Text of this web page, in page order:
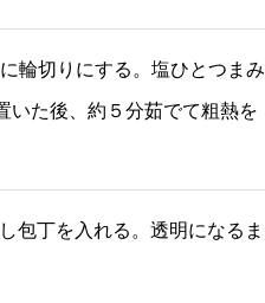
輪切りにする。塩ひとつまみ
いた後、約５分茹でて粗熱を
包丁を入れる。透明になるま